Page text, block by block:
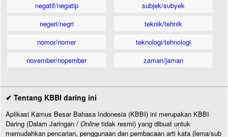
negatif/negatip
negeri/negri
nomor/nomer
november/nopember
subjek/subyek
teknik/tehnik
teknologi/tehnologi
zaman/jaman
✔ Tentang KBBI daring ini
Aplikasi Kamus Besar Bahasa Indonesia (KBBI) ini merupakan KBBI
Daring (Dalam Jaringan / Online tidak resmi) yang dibuat untuk
memudahkan pencarian, penggunaan dan pembacaan arti kata (lema/sub